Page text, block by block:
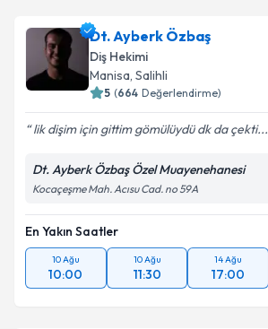
Dt. Ayberk Özbaş
Diş Hekimi
Manisa, Salihli
5 (664 Değerlendirme)
lik dişim için gittim gömülüydü dk da çekti...
Dt. Ayberk Özbaş Özel Muayenehanesi
Kocaçeşme Mah. Acısu Cad. no 59A
En Yakın Saatler
10 Ağu
10:00
10 Ağu
11:30
14 Ağu
17:00